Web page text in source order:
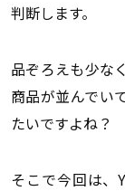
判断します。
品ぞろえも少な
商品が並んでい
たいですよね？
そこで今回は、